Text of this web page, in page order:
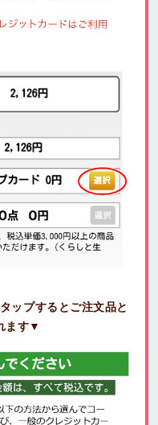
ップするとご注文品と
ます▼